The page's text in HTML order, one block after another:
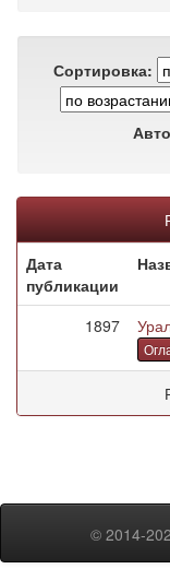
Сортировка:
Дата
публикации
1897
© 2014-